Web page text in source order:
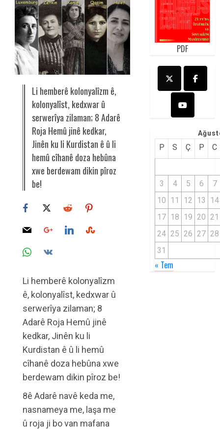
Li hemberê kolonyalîzm ê,
kolonyalîst, kedxwar û
serwerîya zilaman; 8 Adarê
Roja Hemû jinê kedkar,
Jinên ku li Kurdistan ê û li
hemû cîhanê doza hebûna
xwe berdewam dikin pîroz
be!
Li hemberê kolonyalîzm
ê, kolonyalîst, kedxwar û
serwerîya zilaman; 8
Adarê Roja Hemû jinê
kedkar, Jinên ku li
Kurdistan ê û li hemû
cîhanê doza hebûna xwe
berdewam dikin pîroz be!
8ê Adarê navê keda me,
nasnameya me, laşa me
û roja ji bo van mafana
PDF
P S Ç P C
3 4 5 6
7
10 11 12 13
14
17 18 19 20 21
24 25 26 27 28
31
« Tem